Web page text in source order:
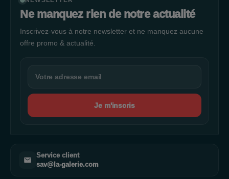
Ne manquez rien de notre actualité
Inscrivez-vous à notre newsletter et ne manquez aucune
offre promo & actualité.
Je m'inscris
Service client
sav@la-galerie.com